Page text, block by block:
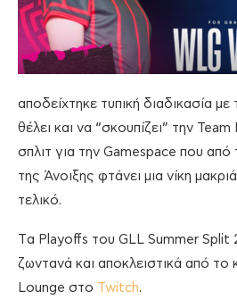
αποδείχτηκε τυπική διαδικασία με
θέλει και να “σκουπίζει” την
σπλιτ για την Gamespace που από
της Άνοιξης φτάνει μια νίκη
τελικό.
Tα Playoffs του GLL Summer Split
ζωντανά και αποκλειστικά από το
Lounge στο
Twitch.